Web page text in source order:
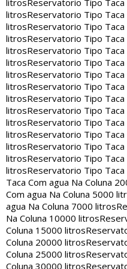
litrosReservatorio Tipo Taca
litrosReservatorio Tipo Taca
litrosReservatorio Tipo Taca
litrosReservatorio Tipo Taca
litrosReservatorio Tipo Taca
litrosReservatorio Tipo Taca
litrosReservatorio Tipo Taca
litrosReservatorio Tipo Taca
litrosReservatorio Tipo Taca
litrosReservatorio Tipo Taca
litrosReservatorio Tipo Taca
litrosReservatorio Tipo Taca
litrosReservatorio Tipo Taca
litrosReservatorio Tipo Taca
litrosReservatorio Tipo Taca
Taca Com agua Na Coluna
Com agua Na Coluna 5000
agua Na Coluna 7000 litros
Na Coluna 10000 litros
Coluna 15000 litros
Coluna 20000 litros
Coluna 25000 litros
Coluna 30000 litros